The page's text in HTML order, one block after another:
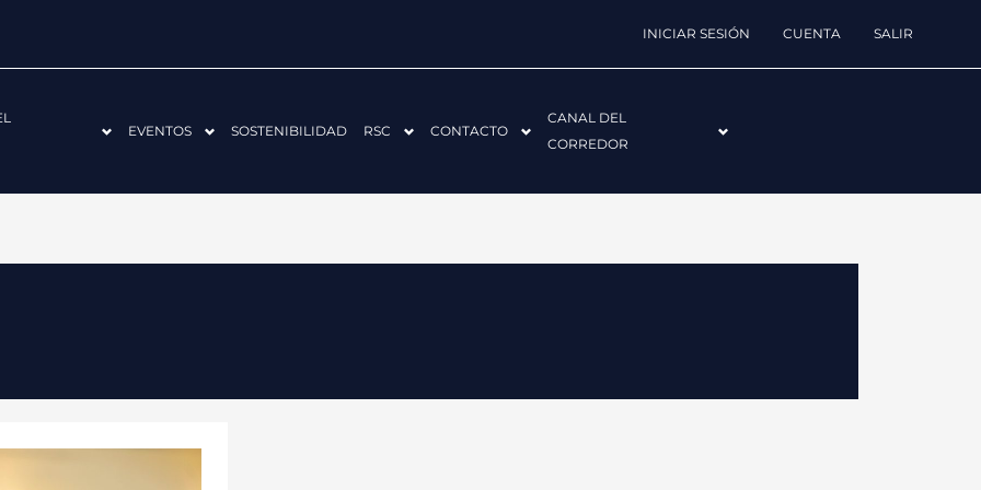
INICIAR SESIÓN CUENTA SALIR
EVENTOS SOSTENIBILIDAD RSC CONTACTO
CANAL DEL
CORREDOR